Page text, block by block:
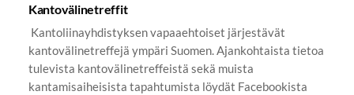
Kantovälinetreffit
Kantoliinayhdistyksen vapaaehtoiset järjestävät
kantovälinetreffejä ympäri Suomen. Ajankohtaista tietoa
tulevista kantovälinetreffeistä sekä muista
kantamisaiheisista tapahtumista löydät Facebookista